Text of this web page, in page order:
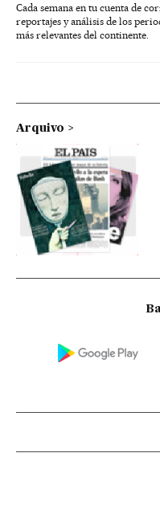
Cada semana en tu cuenta de
reportajes y análisis de los
más relevantes del continente.
Arquivo